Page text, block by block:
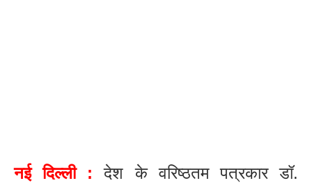
नई दिल्ली :
देश के वरिष्ठतम पत्रकार डॉ.